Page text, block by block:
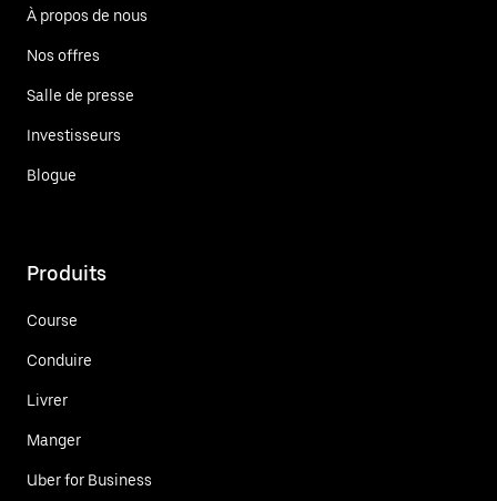
À propos de nous
Nos offres
Salle de presse
Investisseurs
Blogue
Produits
Course
Conduire
Livrer
Manger
Uber for Business